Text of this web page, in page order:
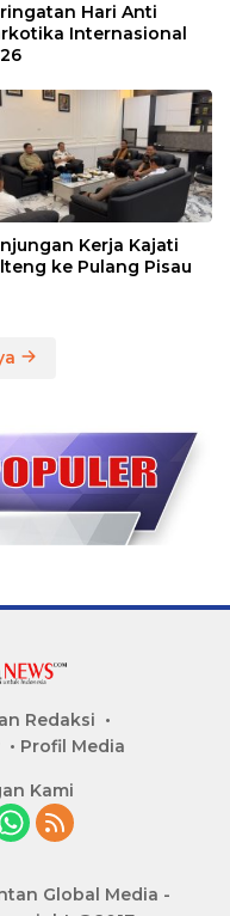
Hari Anti
Internasional
Kerja Kajati
ke Pulang Pisau
Redaksi
Profil Media
Kami
Global Media -